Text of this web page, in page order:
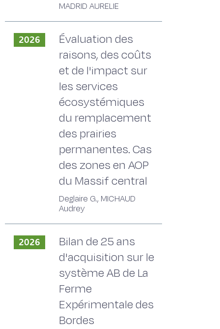
MADRID AURELIE
2026
Évaluation des
raisons, des coûts
et de l'impact sur
les services
écosystémiques
du remplacement
des prairies
permanentes. Cas
des zones en AOP
du Massif central
Deglaire G., MICHAUD
Audrey
2026
Bilan de 25 ans
d'acquisition sur le
système AB de La
Ferme
Expérimentale des
Bordes